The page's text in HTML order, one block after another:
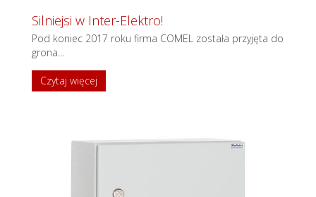
Silniejsi w Inter-Elektro!
Pod koniec 2017 roku firma COMEL została przyjęta do
grona…
Czytaj więcej